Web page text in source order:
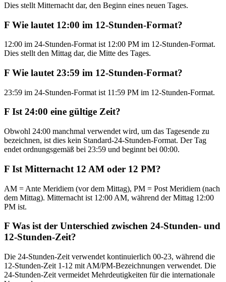
Dies stellt Mitternacht dar, den Beginn eines neuen Tages.
F Wie lautet 12:00 im 12-Stunden-Format?
12:00 im 24-Stunden-Format ist 12:00 PM im 12-Stunden-Format.
Dies stellt den Mittag dar, die Mitte des Tages.
F Wie lautet 23:59 im 12-Stunden-Format?
23:59 im 24-Stunden-Format ist 11:59 PM im 12-Stunden-Format.
F Ist 24:00 eine gültige Zeit?
Obwohl 24:00 manchmal verwendet wird, um das Tagesende zu
bezeichnen, ist dies kein Standard-24-Stunden-Format. Der Tag
endet ordnungsgemäß bei 23:59 und beginnt bei 00:00.
F Ist Mitternacht 12 AM oder 12 PM?
AM = Ante Meridiem (vor dem Mittag), PM = Post Meridiem (nach
dem Mittag). Mitternacht ist 12:00 AM, während der Mittag 12:00
PM ist.
F Was ist der Unterschied zwischen 24-Stunden- und
12-Stunden-Zeit?
Die 24-Stunden-Zeit verwendet kontinuierlich 00-23, während die
12-Stunden-Zeit 1-12 mit AM/PM-Bezeichnungen verwendet. Die
24-Stunden-Zeit vermeidet Mehrdeutigkeiten für die internationale